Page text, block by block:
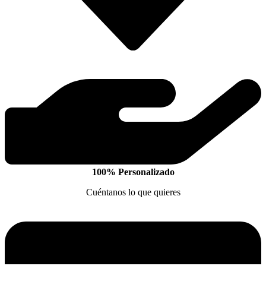
100% Personalizado
Cuéntanos lo que quieres